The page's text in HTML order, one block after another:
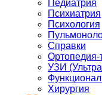
Педиатрия
Психиатрия
Психология
Справки
Ортопедия-
УЗИ
Хирургия